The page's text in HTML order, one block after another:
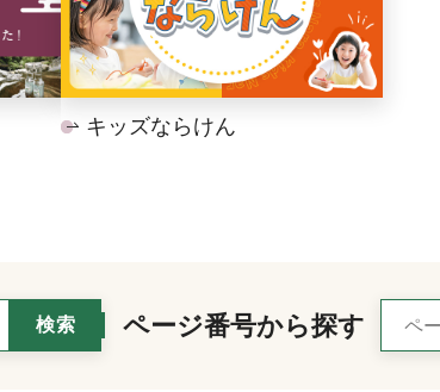
キッズならけん
ページ番号から探す